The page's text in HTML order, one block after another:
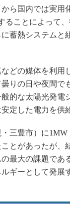
ら国内では実用
ることによって
蓄熱システムと
どの媒体を利用
りの日や夜間で
的な太陽光発電
定した電力を供
三豊市）に
とがあったが、
最大の課題であ
ギーとして発展